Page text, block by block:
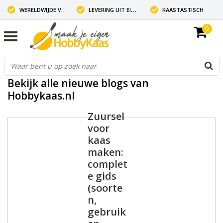
WERELDWIJDE VERZENDING LEVERING UIT EIGEN VOORRAAD KAASTASTISCH
0
Bekijk alle nieuwe blogs van
Hobbykaas.nl
Zuursel
voor
kaas
maken:
complet
e gids
(soorte
n,
gebruik